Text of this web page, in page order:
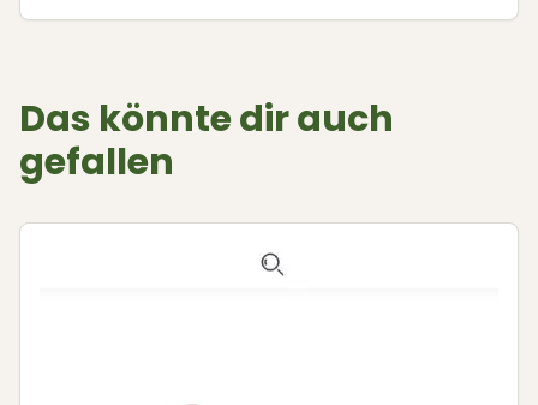
Das könnte dir auch
gefallen